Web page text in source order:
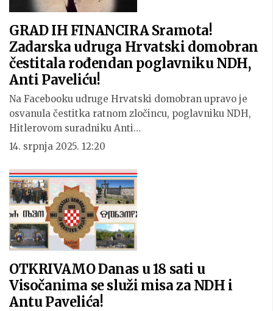
GRAD IH FINANCIRA Sramota!
Zadarska udruga Hrvatski domobran
čestitala rođendan poglavniku NDH,
Anti Paveliću!
Na Facebooku udruge Hrvatski domobran upravo je
osvanula čestitka ratnom zločincu, poglavniku NDH,
Hitlerovom suradniku Anti…
14. srpnja 2025. 12:20
OTKRIVAMO Danas u 18 sati u
Visočanima se služi misa za NDH i
Antu Pavelića!